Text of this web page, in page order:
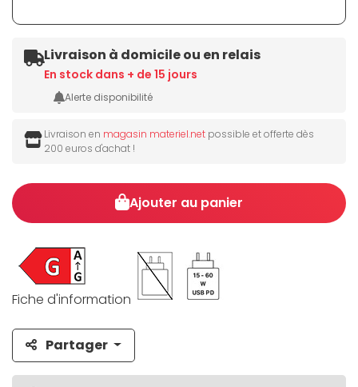
Livraison à domicile ou en relais
En stock dans + de 15 jours
Alerte disponibilité
Livraison en magasin materiel.net possible et offerte dès
200 euros d'achat !
Ajouter au panier
Fiche d'information
Partager